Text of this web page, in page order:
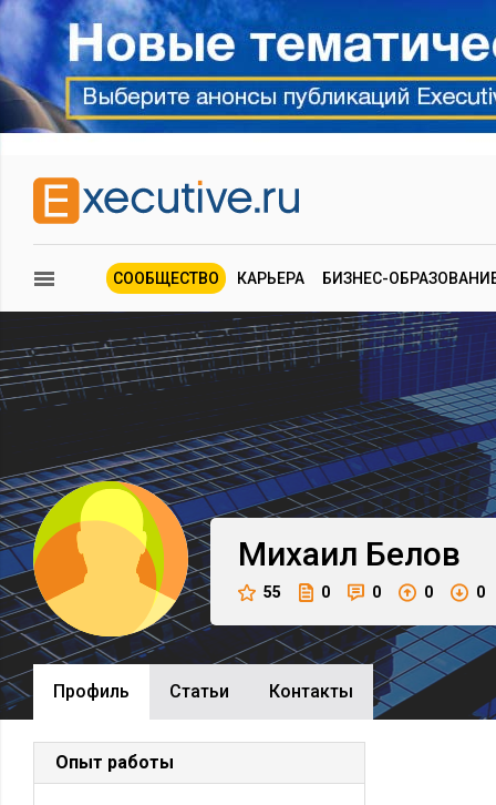
СООБЩЕСТВО КАРЬЕРА БИЗНЕС-
Михаил Белов
55 0 0 0 0
Профиль Cтатьи Контакты
Опыт работы